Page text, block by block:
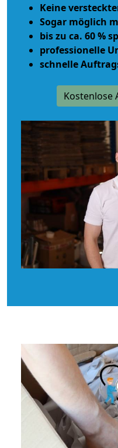
Keine
Sogar möglich
bis zu ca. 60 %
professionelle
schnelle
Kostenlose